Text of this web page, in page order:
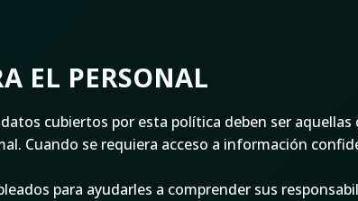
EL PERSONAL
cubiertos por esta política deben ser
Cuando se requiera acceso a información
para ayudarles a comprender sus